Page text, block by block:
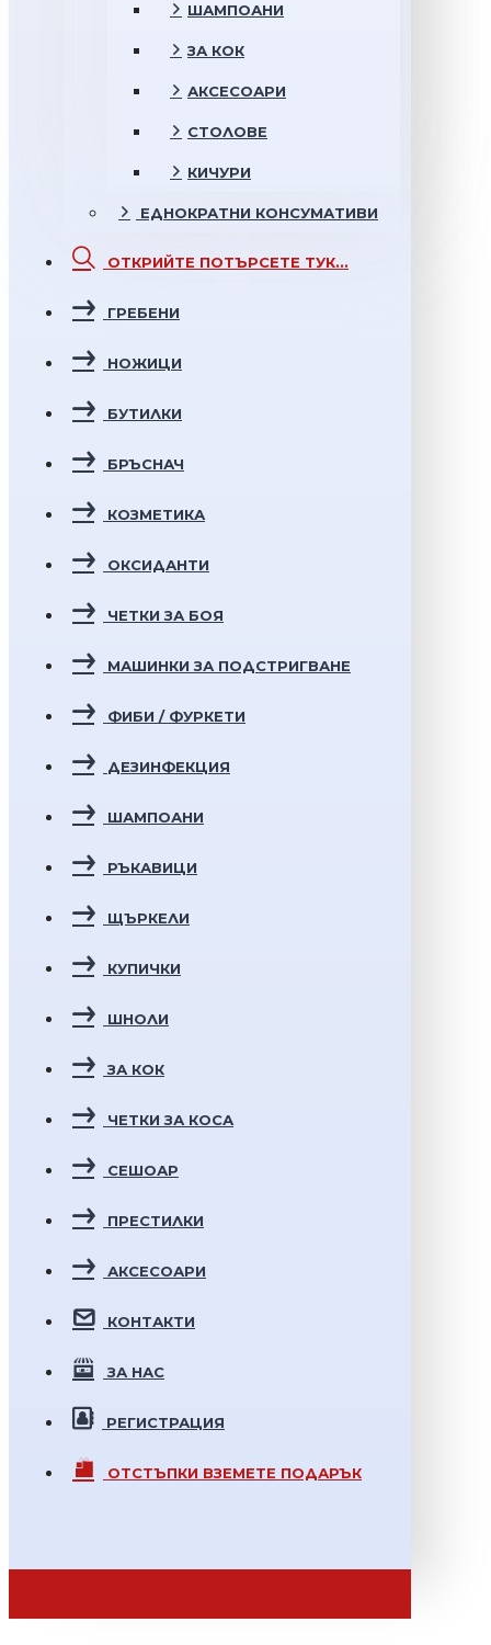
ШАМПОАНИ
ЗА КОК
АКСЕСОАРИ
СТОЛОВЕ
КИЧУРИ
ЕДНОКРАТНИ КОНСУМАТИВИ
ОТКРИЙТЕ ПОТЪРСЕТЕ ТУК...
ГРЕБЕНИ
НОЖИЦИ
БУТИЛКИ
БРЪСНАЧ
КОЗМЕТИКА
ОКСИДАНТИ
ЧЕТКИ ЗА БОЯ
МАШИНКИ ЗА ПОДСТРИГВАНЕ
ФИБИ / ФУРКЕТИ
ДЕЗИНФЕКЦИЯ
ШАМПОАНИ
РЪКАВИЦИ
ЩЪРКЕЛИ
КУПИЧКИ
ШНОЛИ
ЗА КОК
ЧЕТКИ ЗА КОСА
СЕШОАР
ПРЕСТИЛКИ
АКСЕСОАРИ
КОНТАКТИ
ЗА НАС
РЕГИСТРАЦИЯ
ОТСТЪПКИ ВЗЕМЕТЕ ПОДАРЪК